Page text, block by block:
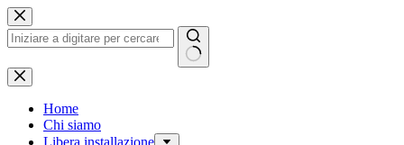
Salta
al
contenuto
Nessun
risultato
Home
Chi siamo
Libera installazione